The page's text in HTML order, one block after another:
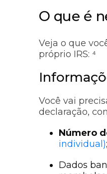
O que é
Veja o que
próprio IRS: ⁴
Você vai
declaração,
Número
individual);
Dados